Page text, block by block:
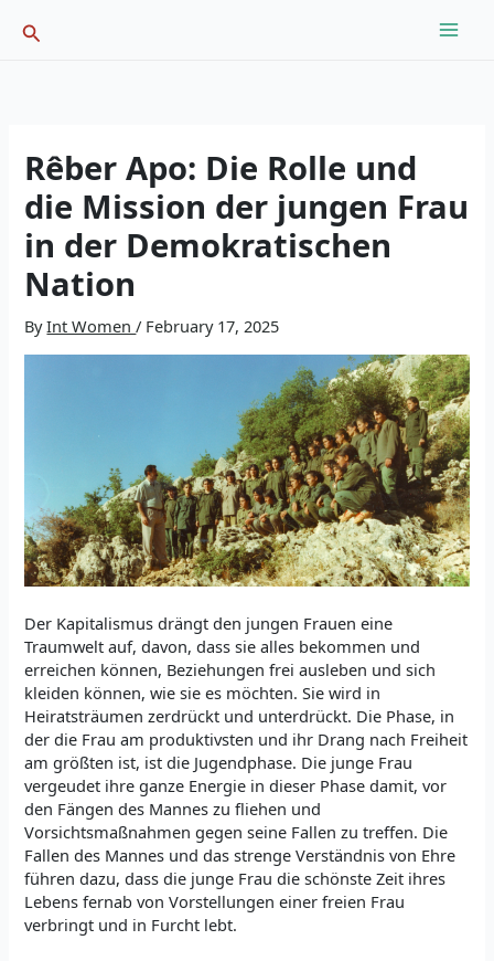
Search
Rêber Apo: Die Rolle und
die Mission der jungen Frau
in der Demokratischen
Nation
ByInt Women/ February 17, 2025
Der Kapitalismus drängt den jungen Frauen eine
Traumwelt auf, davon, dass sie alles bekommen und
erreichen können, Beziehungen frei ausleben und sich
kleiden können, wie sie es möchten. Sie wird in
Heiratsträumen zerdrückt und unterdrückt. Die Phase, in
der die Frau am produktivsten und ihr Drang nach Freiheit
am größten ist, ist die Jugendphase. Die junge Frau
vergeudet ihre ganze Energie in dieser Phase damit, vor
den Fängen des Mannes zu fliehen und
Vorsichtsmaßnahmen gegen seine Fallen zu treffen. Die
Fallen des Mannes und das strenge Verständnis von Ehre
führen dazu, dass die junge Frau die schönste Zeit ihres
Lebens fernab von Vorstellungen einer freien Frau
verbringt und in Furcht lebt.